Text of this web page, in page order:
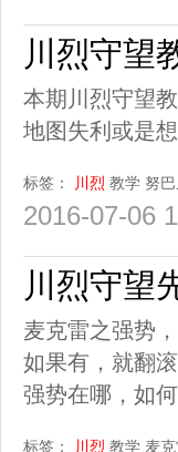
川烈守望
本期川烈守望
地图失利或是
标签： 川烈 教学 努
2016-07-06
川烈守望
麦克雷之强势
如果有，就翻
强势在哪，如
标签： 川烈 教学 麦